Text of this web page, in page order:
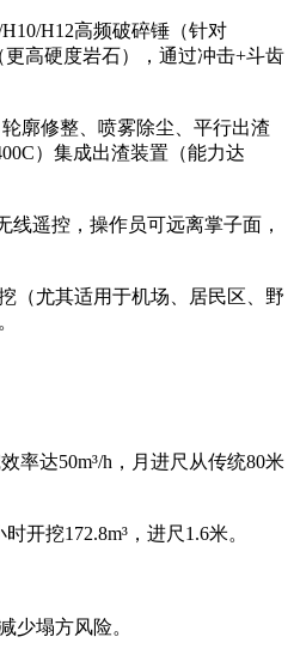
高硬度岩石），通过冲击+斗齿
）集成出渣装置（能力达
（尤其适用于机场、居民区、野
挖172.8m³，进尺1.6米。
少塌方风险。